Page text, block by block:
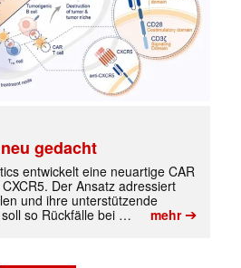
gedacht
entwickelt eine neuartige CAR
Der Ansatz adressiert
und ihre unterstützende
so Rückfälle bei …
mehr➔